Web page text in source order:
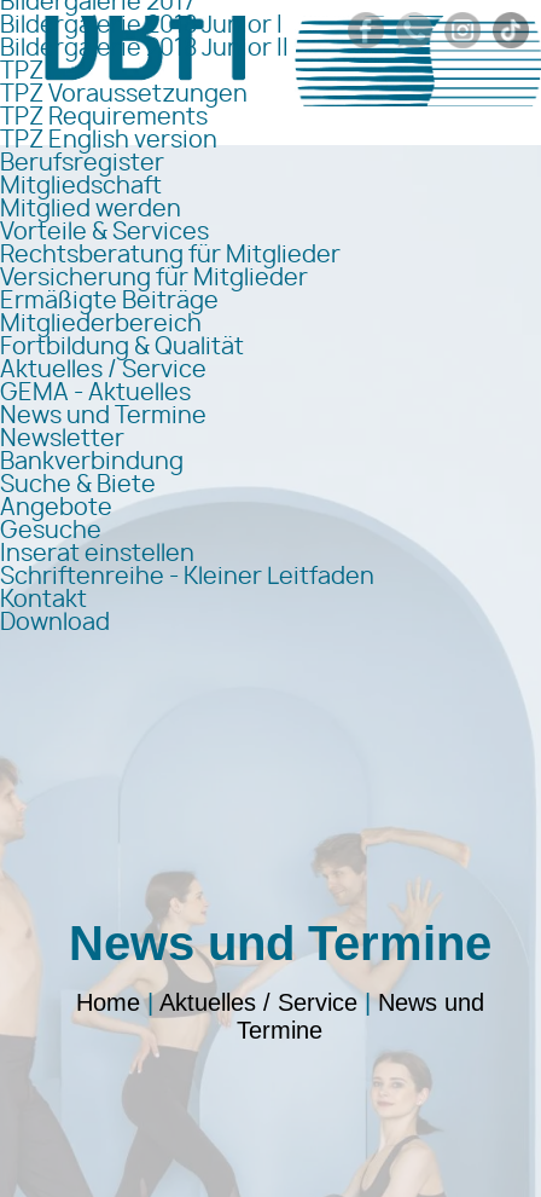
Bildergalerie 2018 Junior I
Bildergalerie 2018 Junior II
TPZ
TPZ Voraussetzungen
TPZ Requirements
TPZ English version
Berufsregister
Mitgliedschaft
Mitglied werden
Vorteile & Services
Rechtsberatung für Mitglieder
Versicherung für Mitglieder
Ermäßigte Beiträge
Mitgliederbereich
Fortbildung & Qualität
Aktuelles / Service
GEMA - Aktuelles
News und Termine
Newsletter
Bankverbindung
Suche & Biete
Angebote
Gesuche
Inserat einstellen
Schriftenreihe - Kleiner Leitfaden
Kontakt
Download
News und Termine
Home|Aktuelles / Service|News und
Termine